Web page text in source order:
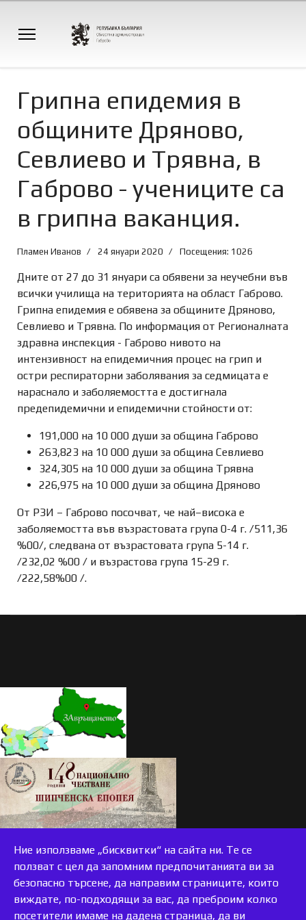
Грипна епидемия в
общините Дряново,
Севлиево и Трявна, в
Габрово - учениците са
в грипна ваканция.
Пламен Иванов 24 януари 2020 Посещения: 1026
Дните от 27 до 31 януари са обявени за неучебни във
всички училища на територията на област Габрово.
Грипна епидемия е обявена за общините Дряново,
Севлиево и Трявна. По информация от Регионалната
здравна инспекция - Габрово нивото на
интензивност на епидемичния процес на грип и
остри респираторни заболявания за седмицата е
нараснало и заболяемостта е достигнала
предепидемични и епидемични стойности от:
191,000 на 10 000 души за община Габрово
263,823 на 10 000 души за община Севлиево
324,305 на 10 000 души за община Трявна
226,975 на 10 000 души за община Дряново
От РЗИ – Габрово посочват, че най–висока е
заболяемостта във възрастовата група 0-4 г. /511,36
%00/, следвана от възрастовата група 5-14 г.
/232,02 %00 / и възрастова група 15-29 г.
/222,58%00 /.
Ние използваме „бисквитки“ на сайта ни. Те се
ползват с цел да запомним предпочитанията ви за
безопасно търсене, да направим страниците, които
виждате, по-подходящи за вас, да преброим колко
посетители имаме на дадена страница, да ви